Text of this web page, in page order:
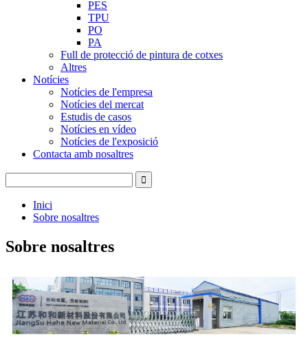
PES
TPU
PO
PA
Full de protecció de pintura de cotxes
Altres
Notícies
Notícies de l'empresa
Notícies del mercat
Estudis de casos
Notícies en vídeo
Notícies de l'exposició
Contacta amb nosaltres
Inici
Sobre nosaltres
Sobre nosaltres